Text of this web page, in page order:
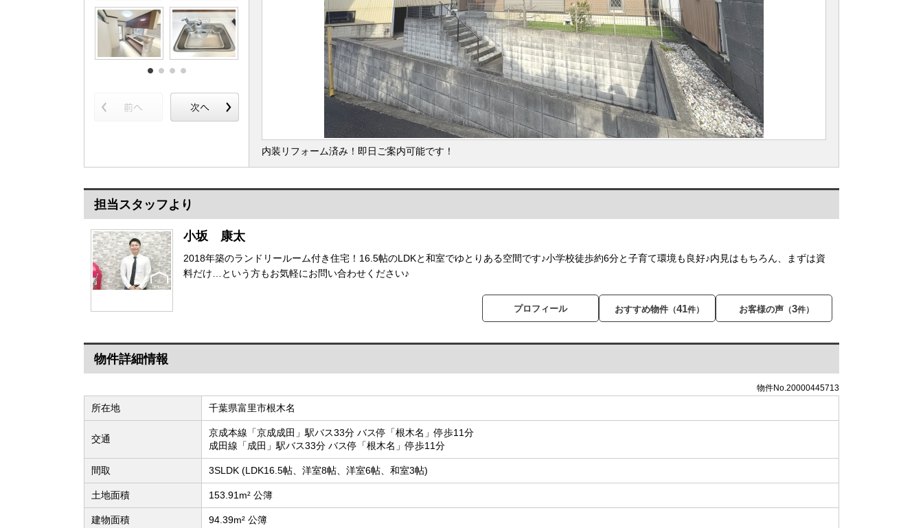
内装リフォーム済み！即日ご案内可能です！
担当スタッフより
小坂 康太
2018年築のランドリールーム付き住宅！16.5帖のLDKと和室でゆとりある空間です♪小学校徒歩約6分と子育て環境も良好♪内見はもちろん、まずは資
料だけ…という方もお気軽にお問い合わせください♪
プロフィール おすすめ物件 （41件） お客様の声（3件）
物件詳細情報
物件No.20000445713
所在地 千葉県富里市根木名
交通
京成本線「京成成田」駅バス33分 バス停「根木名」停歩11分
成田線「成田」駅バス33分 バス停「根木名」停歩11分
間取 3SLDK (LDK16.5帖、洋室8帖、洋室6帖、和室3帖)
土地面積 153.91m² 公簿
建物面積 94.39m² 公簿